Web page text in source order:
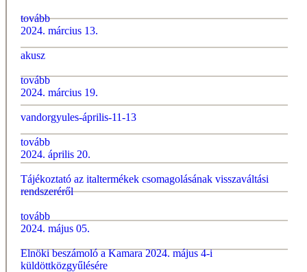
tovább
2024. március 13.
akusz
tovább
2024. március 19.
vandorgyules-április-11-13
tovább
2024. április 20.
Tájékoztató az italtermékek csomagolásának visszaváltási
rendszeréről
tovább
2024. május 05.
Elnöki beszámoló a Kamara 2024. május 4-i
küldöttközgyűlésére